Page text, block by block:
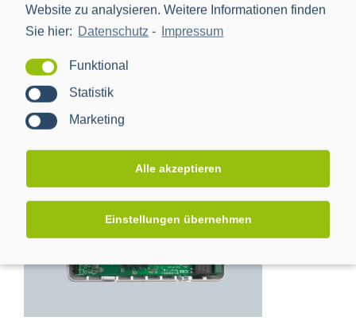
Website zu analysieren. Weitere Informationen finden
Sie hier: Datenschutz - Impressum
Funktional
Statistik
Marketing
Alle akzeptieren
Einstellungen übernehmen
BPL Smart Meter Gateway